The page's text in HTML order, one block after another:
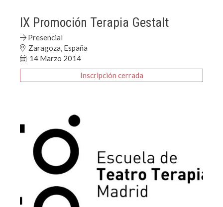
IX Promoción Terapia Gestalt
Presencial
Zaragoza, España
14 Marzo 2014
Inscripción